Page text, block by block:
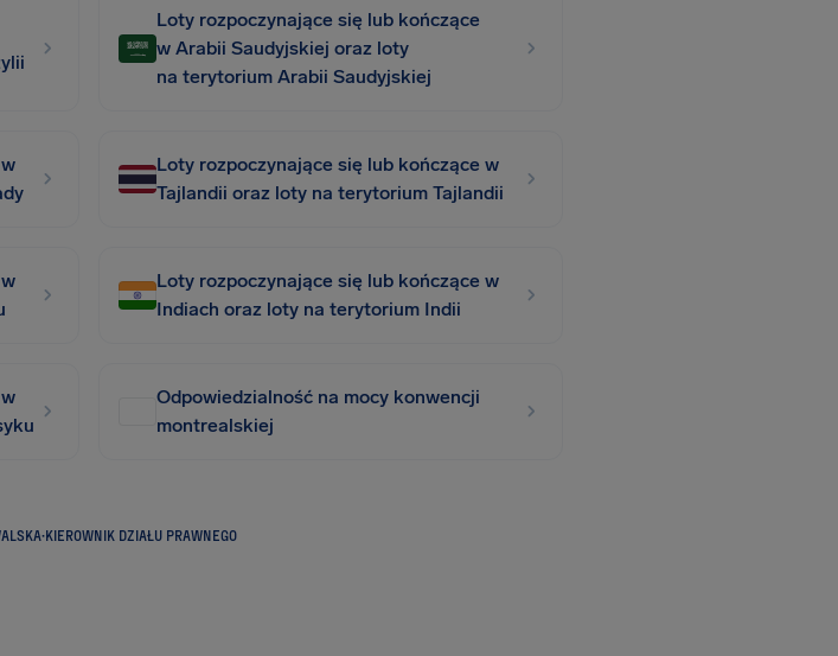
Loty rozpoczynające się lub kończące
w Arabii Saudyjskiej oraz loty
na terytorium Arabii Saudyjskiej
Loty rozpoczynające się lub kończące w
Tajlandii oraz loty na terytorium Tajlandii
Loty rozpoczynające się lub kończące w
Indiach oraz loty na terytorium Indii
Odpowiedzialność na mocy konwencji
montrealskiej
·KIEROWNIK DZIAŁU PRAWNEGO